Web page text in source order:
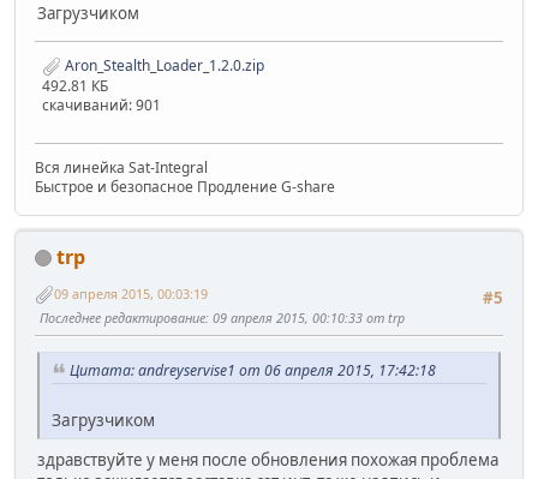
Загрузчиком
Aron_Stealth_Loader_1.2.0.zip
492.81 КБ
скачиваний: 901
Вся линейка Sat-Integral
Быстрое и безопасное Продление G-share
trp
#5
09 апреля 2015, 00:03:19
Последнее редактирование: 09 апреля 2015, 00:10:33 от trp
Цитата: andreyservise1 от 06 апреля 2015, 17:42:18
Загрузчиком
здравствуйте у меня после обновления похожая проблема